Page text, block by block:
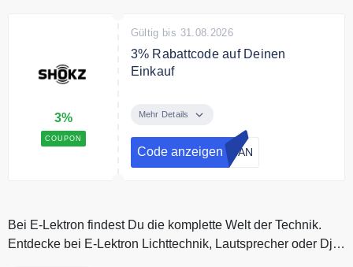
3%
COUPON
Gültig bis 31.08.2026
3% Rabattcode auf Deinen
Einkauf
Deinen Einkauf.
Mehr Details
Code anzeigen CIAN
Bei E-Lektron findest Du die komplette Welt der Technik.
Entdecke bei E-Lektron Lichttechnik, Lautsprecher oder Dj